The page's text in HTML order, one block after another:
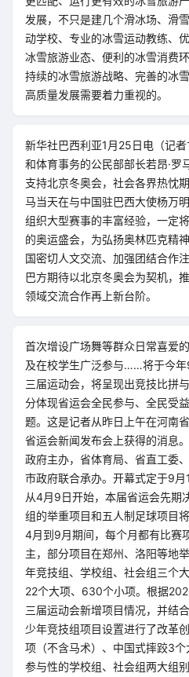
发展，不只是建几个滑冰场、滑
动学校、专业的冰雪运动教练、
冰雪旅游业态、便利的冰雪消费
持续的冰雪旅游战略、完善的冰
高质量发展需要着力重视的。
新华社巴西利亚1月25日电（记
和体育事务的公民部部长若昂·罗
支持北京冬奥会，社会各界热忱
马当天在与中国驻巴西大使杨万
组织大型赛事的丰富经验，一定
的奥运盛会，为弘扬奥林匹克精
国密切人文交流、加强团结合作
巴方期待以北京冬奥会为契机，
领域交流合作再上新台阶。
首次增设广场舞等群众日常喜爱
及在校学生广泛参与……将于今
三届运动会，将呈现出竞技比拼
分体现省运会全民参与、全民受
题。这是记者从昨日上午在河南
省运会新闻发布会上获得的消息
政府主办，省体育局、省直工委
市政府联合承办。开幕式定于9月
从4月9日开始，本届省运会先期
组的举重项目和五人制足球项目
4月到9月期间，每个月都有比赛
主，部分项目在郑州、洛阳等地
年竞技组、学校组、社会组三个
22个大项、630个小项。根据
三届运动会新增项目情况，并结
少年竞技组项目设置进行了改革
项（不含马术）、中国式摔跤3
参与性的学校组、社会组两大组